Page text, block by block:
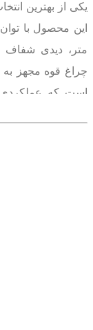
یکی از بهترین
متر، دیدی شفاف
است که عملکردی
می‌دهد. همچنین
اضطراری متفاوت